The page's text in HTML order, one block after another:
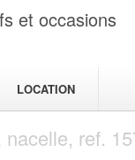
et occasions
LOCATION